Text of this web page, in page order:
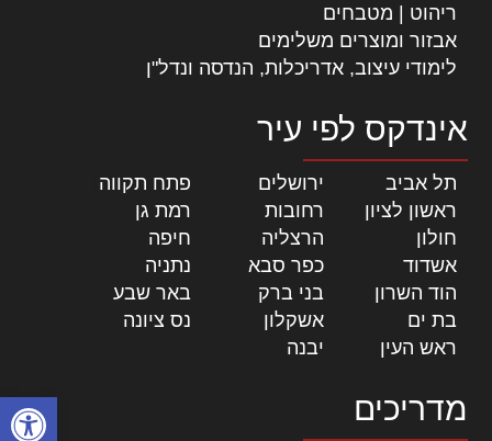
פתח
ריהוט | מטבחים
אבזור ומוצרים משלימים
לימודי עיצוב, אדריכלות, הנדסה ונדל"ן
אינדקס לפי עיר
תל אביב ירושלים פתח תקווה
ראשון לציון
רחובות רמת גן
חולון
הרצליה חיפה
אשדוד
כפר סבא נתניה
הוד השרון
בני ברק באר שבע
בת ים
אשקלון נס ציונה
ראש העין
יבנה
מדריכים